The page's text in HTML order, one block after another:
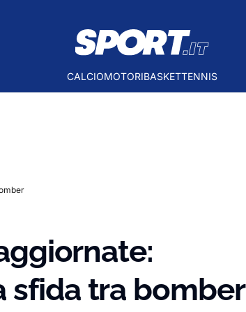
CALCIOMOTORIBASKETTENNIS
sfida tra bomber